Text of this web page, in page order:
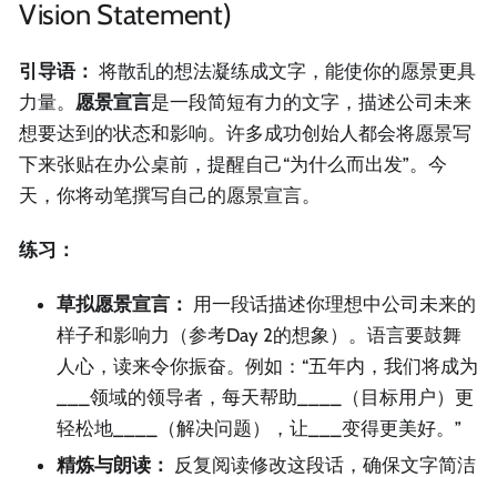
Vision Statement)
引导语： 将散乱的想法凝练成文字，能使你的愿景更具
力量。 愿景宣言是一段简短有力的文字，描述公司未来
想要达到的状态和影响。许多成功创始人都会将愿景写
下来张贴在办公桌前，提醒自己“为什么而出发”。今
天，你将动笔撰写自己的愿景宣言。
练习：
草拟愿景宣言： 用一段话描述你理想中公司未来的
样子和影响力（参考Day 2的想象）。语言要鼓舞
人心，读来令你振奋。例如：“五年内，我们将成为
___领域的领导者，每天帮助____（目标用户）更
轻松地____（解决问题），让___变得更美好。”
精炼与朗读： 反复阅读修改这段话，确保文字简洁